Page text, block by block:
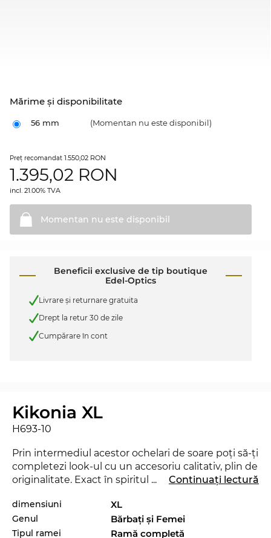
Mărime şi disponibilitate
56 mm (Momentan nu este disponibil)
Preţ recomandat 1.550,02 RON
1.395,02 RON
incl. 21.00% TVA
Momentan nu este disponibil
Beneficii exclusive de tip boutique
Edel-Optics
Livrare şi returnare gratuita
Drept la retur 30 de zile
Cumpărare în cont
Kikonia XL
H693-10
Prin intermediul acestor ochelari de soare poţi să-ţi
completezi look-ul cu un accesoriu calitativ, plin de
originalitate. Exact în spiritul motto-ului Edel-
aproape de staruri decât ai crede şi vei reuşi să
trezeşti uimirea în orice situaţie. Modelul Kikonia
XL este lansat de curând pe piaţă în 2024, aşa încât
... Continuați lectură
dimensiuni XL
Genul Bărbaţi şi Femei
Tipul ramei Ramă completă